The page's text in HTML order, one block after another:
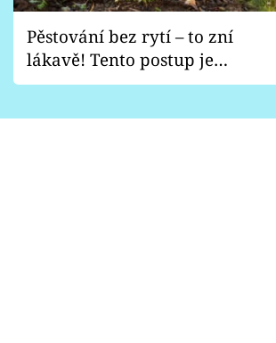
Pěstování bez rytí – to zní
lákavě! Tento postup je
vhodný jen pro některé